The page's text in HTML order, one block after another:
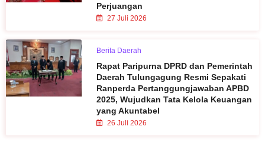
Perjuangan
27 Juli 2026
Berita Daerah
Rapat Paripurna DPRD dan Pemerintah
Daerah Tulungagung Resmi Sepakati
Ranperda Pertanggungjawaban APBD
2025, Wujudkan Tata Kelola Keuangan
yang Akuntabel
26 Juli 2026